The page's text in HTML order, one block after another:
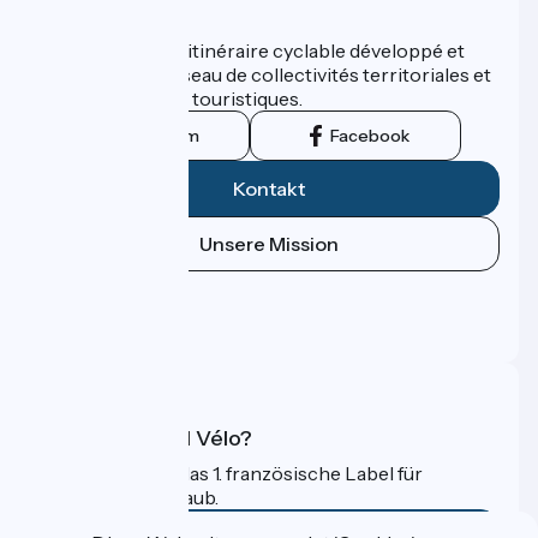
ViaRhôna est un itinéraire cyclable développé et
promu par un réseau de collectivités territoriales et
leurs institutions touristiques.
Instagram Facebook
Kontakt
Unsere Mission
Was ist Accueil Vélo?
Accueil Vélo ist das 1. französische Label für
Radfahrer im Urlaub.